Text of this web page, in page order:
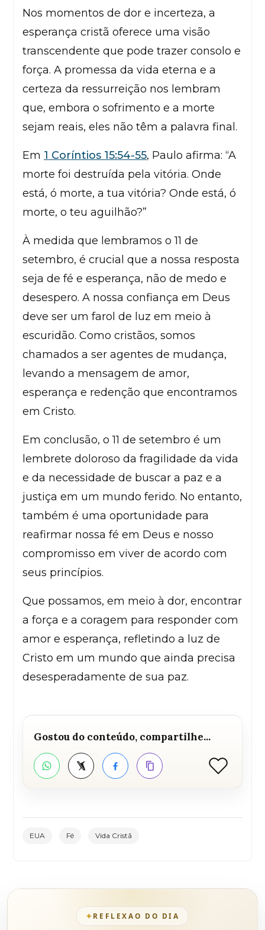
Nos momentos de dor e incerteza, a
esperança cristã oferece uma visão
transcendente que pode trazer consolo e
força. A promessa da vida eterna e a
certeza da ressurreição nos lembram
que, embora o sofrimento e a morte
sejam reais, eles não têm a palavra final.
Em 1 Coríntios 15:54-55, Paulo afirma: “A
morte foi destruída pela vitória. Onde
está, ó morte, a tua vitória? Onde está, ó
morte, o teu aguilhão?”
À medida que lembramos o 11 de
setembro, é crucial que a nossa resposta
seja de fé e esperança, não de medo e
desespero. A nossa confiança em Deus
deve ser um farol de luz em meio à
escuridão. Como cristãos, somos
chamados a ser agentes de mudança,
levando a mensagem de amor,
esperança e redenção que encontramos
em Cristo.
Em conclusão, o 11 de setembro é um
lembrete doloroso da fragilidade da vida
e da necessidade de buscar a paz e a
justiça em um mundo ferido. No entanto,
também é uma oportunidade para
reafirmar nossa fé em Deus e nosso
compromisso em viver de acordo com
seus princípios.
Que possamos, em meio à dor, encontrar
a força e a coragem para responder com
amor e esperança, refletindo a luz de
Cristo em um mundo que ainda precisa
desesperadamente de sua paz.
Gostou do conteúdo, compartilhe...
WhatsAppTwitter FacebookCopiar link Curtir
EUA Fé Vida Cristã
✦REFLEXAO DO DIA